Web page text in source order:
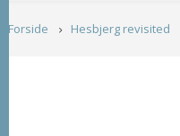
Forside Hesbjerg revisited